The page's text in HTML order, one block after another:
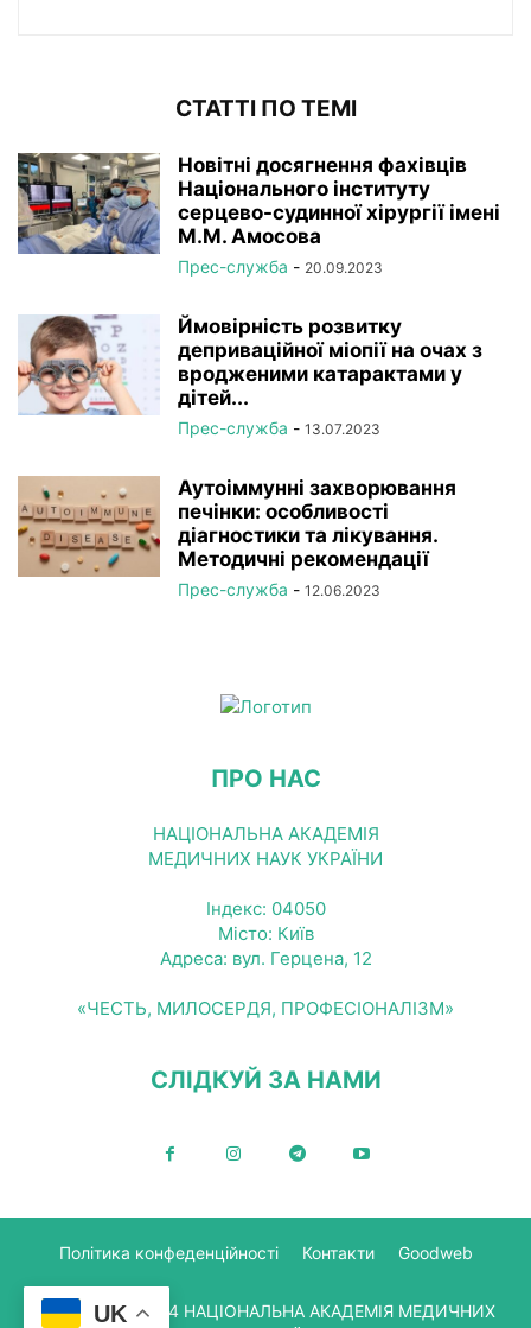
СТАТТІ ПО ТЕМІ
Новітні досягнення фахівців
Національного інституту
серцево-судинної хірургії імeні
М.М. Амосова
Прес-служба - 20.09.2023
Ймовірність розвитку
деприваційної міопії на очах з
вродженими катарактами у
дітей...
Прес-служба - 13.07.2023
Аутоіммунні захворювання
печінки: особливості
діагностики та лікування.
Методичні рекомендації
Прес-служба - 12.06.2023
ПРО НАС
НАЦІОНАЛЬНА АКАДЕМІЯ
МЕДИЧНИХ НАУК УКРАЇНИ
Індекс: 04050
Місто: Київ
Адреса: вул. Герцена, 12
«ЧЕСТЬ, МИЛОСЕРДЯ, ПРОФЕСІОНАЛІЗМ»
СЛІДКУЙ ЗА НАМИ
Політика конфеденційності Контакти Goodweb
© Copyright 2024 НАЦІОНАЛЬНА АКАДЕМІЯ МЕДИЧНИХ
UK